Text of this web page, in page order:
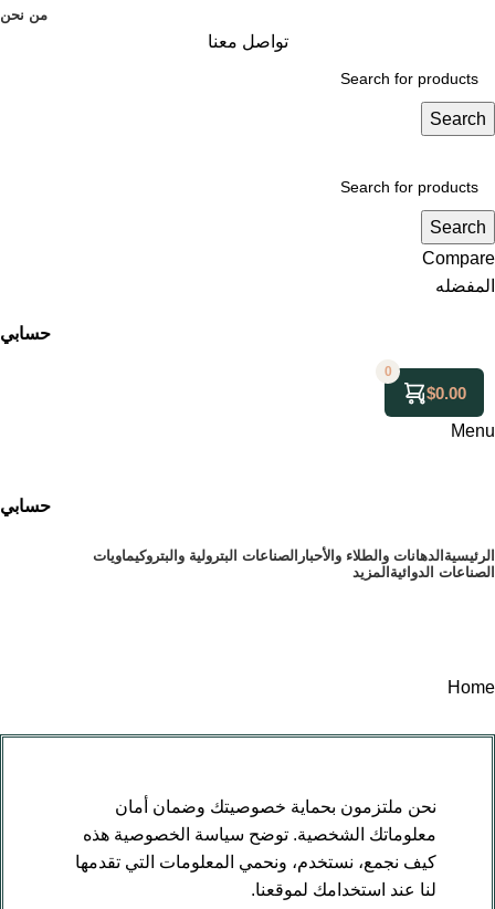
من نحن
تواصل معنا
Search
Search
Compare
المفضله
حسابي
0
$0.00
Menu
حسابي
الرئيسية ⁠الدهانات والطلاء والأحبار الصناعات البترولية والبتروكيماويات
الصناعات الدوائية المزيد
Home
نحن ملتزمون بحماية خصوصيتك وضمان أمان
معلوماتك الشخصية. توضح سياسة الخصوصية هذه
كيف نجمع، نستخدم، ونحمي المعلومات التي تقدمها
لنا عند استخدامك لموقعنا.